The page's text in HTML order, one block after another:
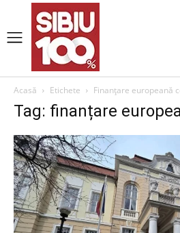
Acasă Etichete Finanțare europeană
Tag: finanțare